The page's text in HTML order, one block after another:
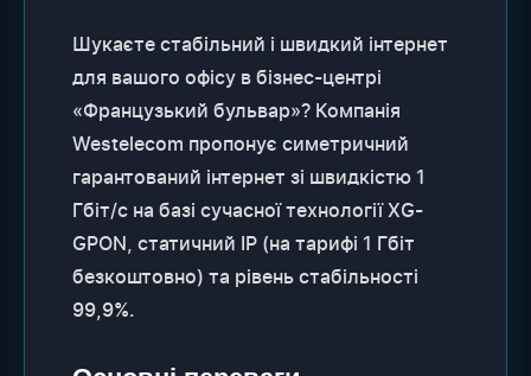
Шукаєте стабільний і швидкий інтернет
для вашого офісу в бізнес-центрі
«Французький бульвар»? Компанія
Westelecom пропонує симетричний
гарантований інтернет зі швидкістю 1
Гбіт/с на базі сучасної технології XG-
GPON, статичний IP (на тарифі 1 Гбіт
безкоштовно) та рівень стабільності
99,9%.